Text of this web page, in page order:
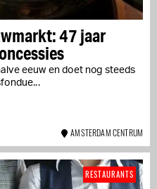
47 jaar
eeuw en doet nog steeds
AMSTERDAM CENTRUM
RESTAURANTS